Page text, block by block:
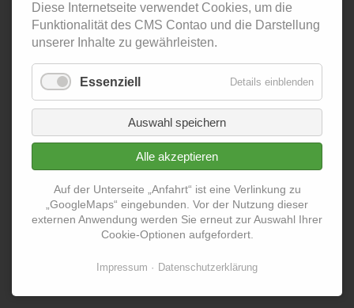
Diese Internetseite verwendet Cookies, um die
Funktionalität des CMS Contao und die Darstellung
unserer Inhalte zu gewährleisten.
Essenziell Details einblenden
Auswahl speichern
Alle akzeptieren
Auf der Unterseite „Anfahrt“ ist eine Verlinkung zu
„GoogleMaps“ eingebunden. Vor der Nutzung dieser
externen Anwendung werden Sie erneut zur Auswahl Ihrer
Cookie-Optionen aufgefordert.
Impressum Datenschutzerklärung